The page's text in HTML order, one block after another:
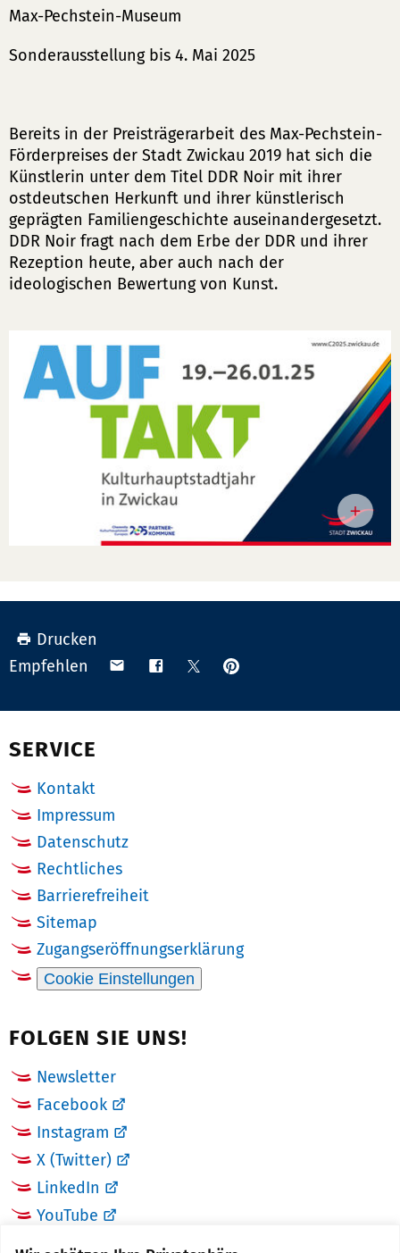
Max-Pechstein-Museum
Sonderausstellung bis 4. Mai 2025
Bereits in der Preisträgerarbeit des Max-Pechstein-
Förderpreises der Stadt Zwickau 2019 hat sich die
Künstlerin unter dem Titel DDR Noir mit ihrer
ostdeutschen Herkunft und ihrer künstlerisch
geprägten Familiengeschichte auseinandergesetzt.
DDR Noir fragt nach dem Erbe der DDR und ihrer
Rezeption heute, aber auch nach der
ideologischen Bewertung von Kunst.
Drucken
Empfehlen
Teilen Teilen TeilenAnpinnen
SERVICE
Kontakt
Impressum
Datenschutz
Rechtliches
Barrierefreiheit
Sitemap
Zugangseröffnungserklärung
Cookie Einstellungen
FOLGEN SIE UNS!
Newsletter
Facebook
Instagram
X (Twitter)
LinkedIn
YouTube